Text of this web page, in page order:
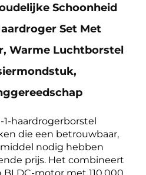
Schoonheid
Set Met
Warme Luchtborstel
1-haardrogerborstel
die een betrouwbaar,
nodig hebben
prijs. Het combineert
motor met 110.000